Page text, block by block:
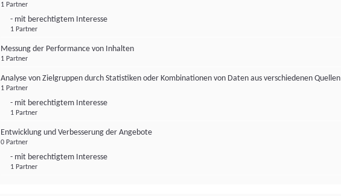
1 Partner
- mit berechtigtem Interesse
1 Partner
Messung der Performance von Inhalten
1 Partner
Analyse von Zielgruppen durch Statistiken oder Kombinationen von Daten aus verschiedenen Quellen
1 Partner
- mit berechtigtem Interesse
1 Partner
Entwicklung und Verbesserung der Angebote
0 Partner
- mit berechtigtem Interesse
1 Partner